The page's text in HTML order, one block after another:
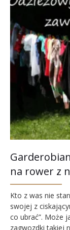
na rower z
Kto z was nie
swojej z
co ubrać”. Może
zagwozdki takiej